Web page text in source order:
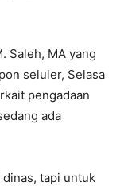
Saleh, MA yang
seluler, Selasa
pengadaan
ada
dinas, tapi untuk